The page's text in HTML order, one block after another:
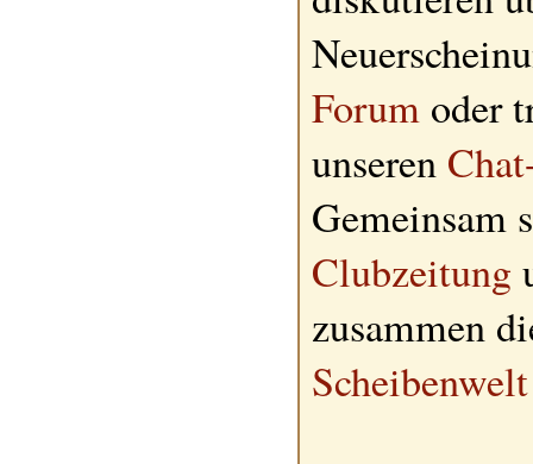
Forum oder
unseren
Gemeinsam
Clubzeitung
zusammen